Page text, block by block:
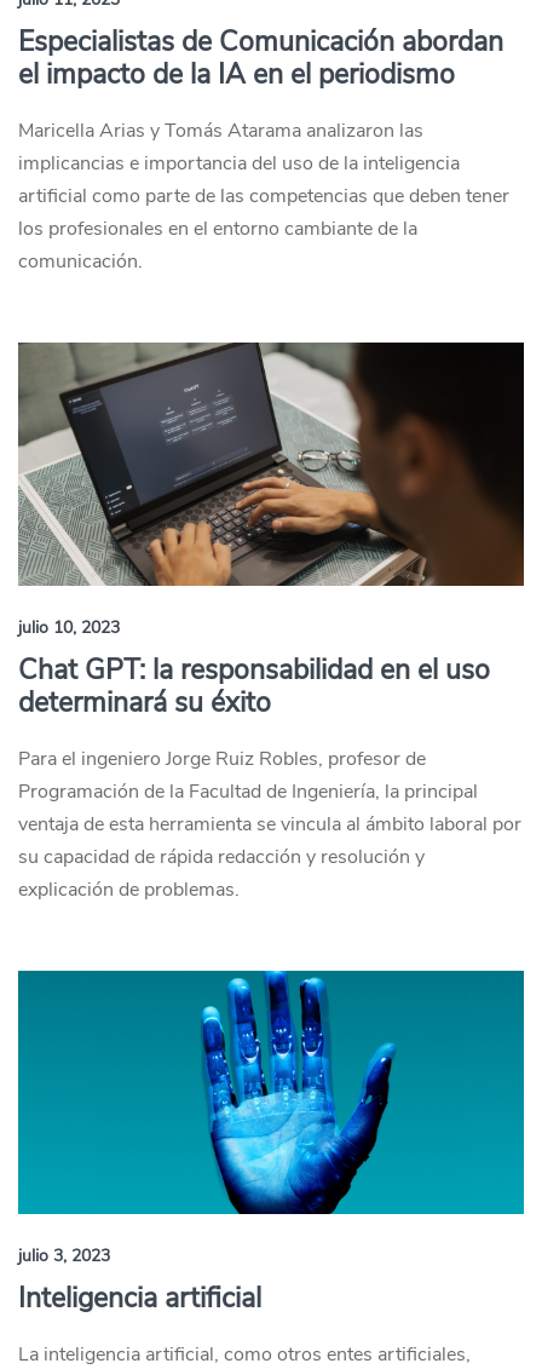
Especialistas de Comunicación abordan
el impacto de la IA en el periodismo
Maricella Arias y Tomás Atarama analizaron las
implicancias e importancia del uso de la inteligencia
artificial como parte de las competencias que deben tener
los profesionales en el entorno cambiante de la
comunicación.
julio 10, 2023
Chat GPT: la responsabilidad en el uso
determinará su éxito
Para el ingeniero Jorge Ruiz Robles, profesor de
Programación de la Facultad de Ingeniería, la principal
ventaja de esta herramienta se vincula al ámbito laboral por
su capacidad de rápida redacción y resolución y
explicación de problemas.
julio 3, 2023
Inteligencia artificial
La inteligencia artificial, como otros entes artificiales,